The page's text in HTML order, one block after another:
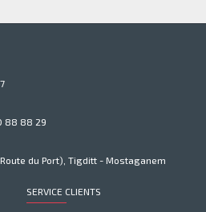
88 88 29
du Port), Tigditt - Mostaganem
SERVICE CLIENTS